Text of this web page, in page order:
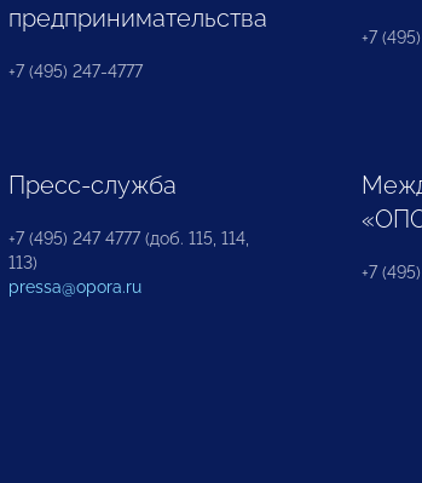
предпринимательства
+7 (495) 247-4777
+7
Пресс-служба
+7 (495) 247 4777 (доб. 115, 114,
113)
pressa@opora.ru
+7